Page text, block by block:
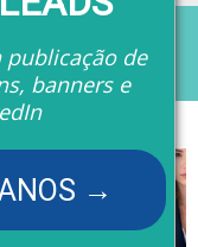
de
banners e
→